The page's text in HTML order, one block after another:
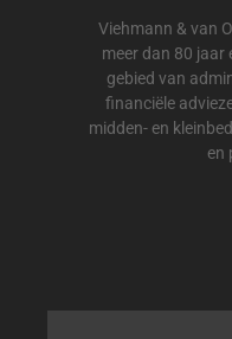
Viehmann & van
meer dan 80 jaar
gebied van
financiële
midden- en
en